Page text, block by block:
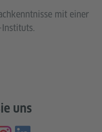
mit einer
Instituts.
uns